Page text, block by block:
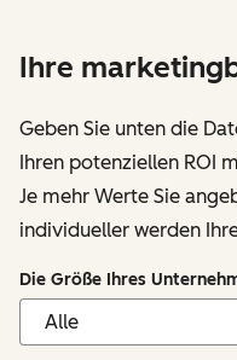
Ihre
Geben Sie unten die
Ihren potenziellen ROI
Je mehr Werte Sie
individueller werden
Die Größe Ihres